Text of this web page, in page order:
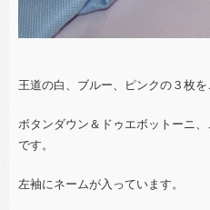
王道の白、ブルー、ピンクの３枚を
ボタンダウン＆ドゥエボットーニ
です。
左袖にネームが入っています。